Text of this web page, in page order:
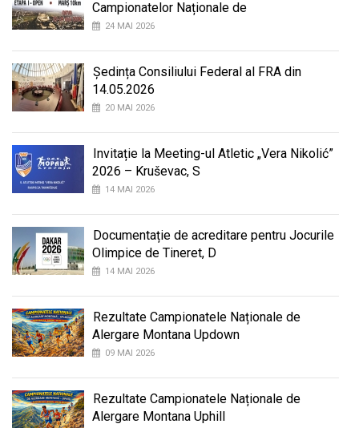
Campionatelor Naționale de
24 MAI 2026
Ședința Consiliului Federal al FRA din
14.05.2026
20 MAI 2026
Invitație la Meeting-ul Atletic „Vera Nikolić”
2026 – Kruševac, S
14 MAI 2026
Documentație de acreditare pentru Jocurile
Olimpice de Tineret, D
14 MAI 2026
Rezultate Campionatele Naționale de
Alergare Montana Updown
09 MAI 2026
Rezultate Campionatele Naționale de
Alergare Montana Uphill